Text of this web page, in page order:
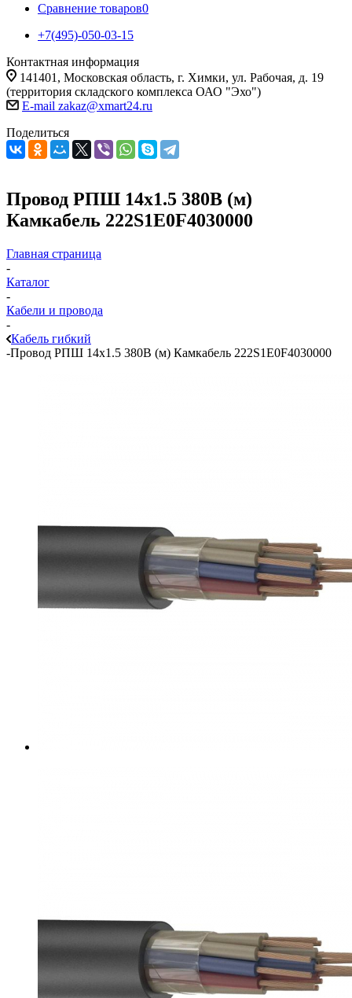
Сравнение товаров0
+7(495)-050-03-15
Контактная информация
141401, Московская область, г. Химки, ул. Рабочая, д. 19
(территория складского комплекса ОАО "Эхо")
E-mail zakaz@xmart24.ru
Поделиться
Провод РПШ 14х1.5 380В (м)
Камкабель 222S1E0F4030000
Главная страница
-
Каталог
-
Кабели и провода
-
Кабель гибкий
-Провод РПШ 14х1.5 380В (м) Камкабель 222S1E0F4030000